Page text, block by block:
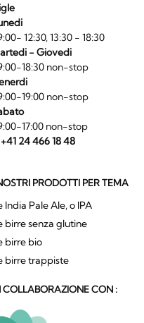
12:30, 13:30 - 18:30
- Giovedi
18:30 non-stop
19:00 non-stop
17:00 non-stop
+41 24 466 18 48
PRODOTTI PER TEMA
India Pale Ale, o IPA
birre senza glutine
birre bio
birre trappiste
COLLABORAZIONE CON :